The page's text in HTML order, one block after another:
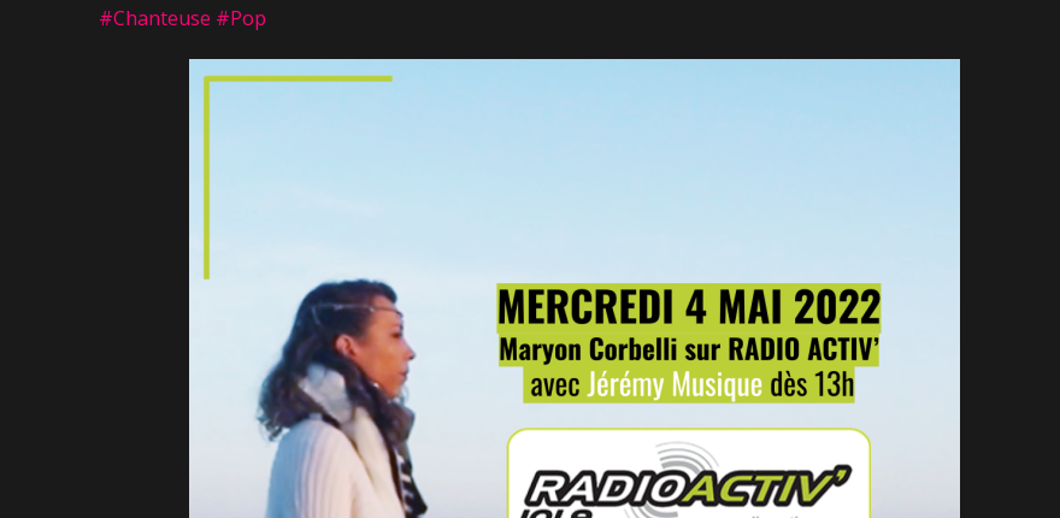
#Chanteuse #Pop